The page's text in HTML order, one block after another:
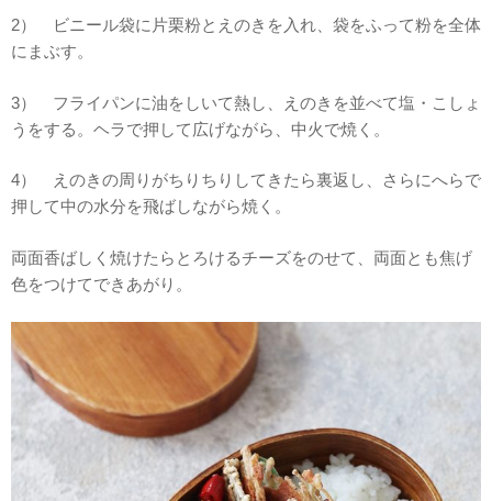
2） ビニール袋に片栗粉とえのきを入れ、袋をふって粉を全体
にまぶす。
3） フライパンに油をしいて熱し、えのきを並べて塩・こしょ
うをする。ヘラで押して広げながら、中火で焼く。
4） えのきの周りがちりちりしてきたら裏返し、さらにへらで
押して中の水分を飛ばしながら焼く。
両面香ばしく焼けたらとろけるチーズをのせて、両面とも焦げ
色をつけてできあがり。